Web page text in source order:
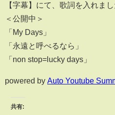
【字幕】にて、歌詞を入れま
＜公開中＞
「My Days」
「永遠と呼べるなら」
「non stop=lucky days」
powered by Auto Youtube
共有: